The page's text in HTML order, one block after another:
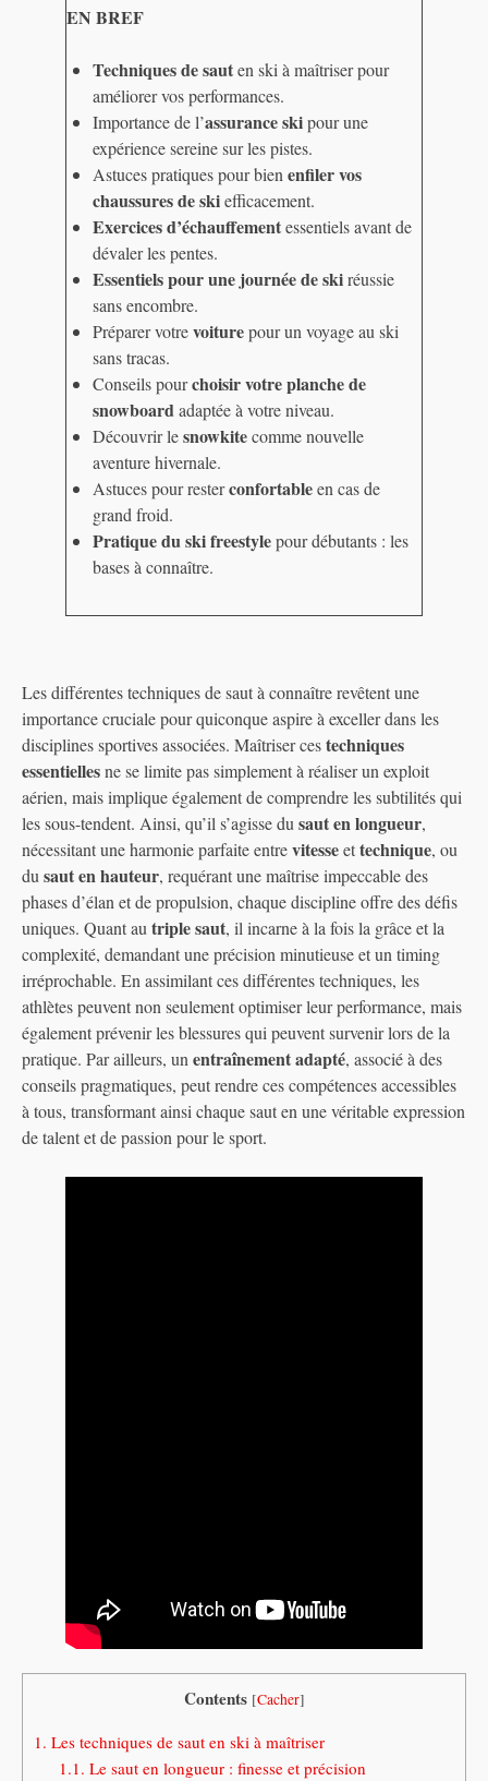
EN BREF
Techniques de sauten ski à maîtriser pour
améliorer vos performances.
Importance de l’assurance skipour une
expérience sereine sur les pistes.
Astuces pratiques pour bien enfiler vos
chaussures de skiefficacement.
Exercices d’échauffementessentiels avant de
dévaler les pentes.
Essentiels pour une journée de skiréussie
sans encombre.
Préparer votrevoiturepour un voyage au ski
sans tracas.
Conseils pourchoisir votre planche de
snowboardadaptée à votre niveau.
Découvrir lesnowkitecomme nouvelle
aventure hivernale.
Astuces pour resterconfortableen cas de
grand froid.
Pratique du ski freestylepour débutants : les
bases à connaître.
Les différentes techniques de saut à connaître revêtent une
importance cruciale pour quiconque aspire à exceller dans les
disciplines sportives associées. Maîtriser cestechniques
essentiellesne se limite pas simplement à réaliser un exploit
aérien, mais implique également de comprendre les subtilités qui
les sous-tendent. Ainsi, qu’il s’agisse du saut en longueur,
nécessitant une harmonie parfaite entrevitesseettechnique, ou
du saut en hauteur, requérant une maîtrise impeccable des
phases d’élan et de propulsion, chaque discipline offre des défis
uniques. Quant au triple saut, il incarne à la fois la grâce et la
complexité, demandant une précision minutieuse et un timing
irréprochable. En assimilant ces différentes techniques, les
athlètes peuvent non seulement optimiser leur performance, mais
également prévenir les blessures qui peuvent survenir lors de la
pratique. Par ailleurs, un entraînement adapté, associé à des
conseils pragmatiques, peut rendre ces compétences accessibles
à tous, transformant ainsi chaque saut en une véritable expression
de talent et de passion pour le sport.
Contents [Cacher]
1. Les techniques de saut en ski à maîtriser
1.1. Le saut en longueur : finesse et précision